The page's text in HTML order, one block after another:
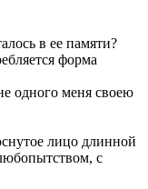
в ее памяти?
форма
одного меня своею
лицо длинной
с